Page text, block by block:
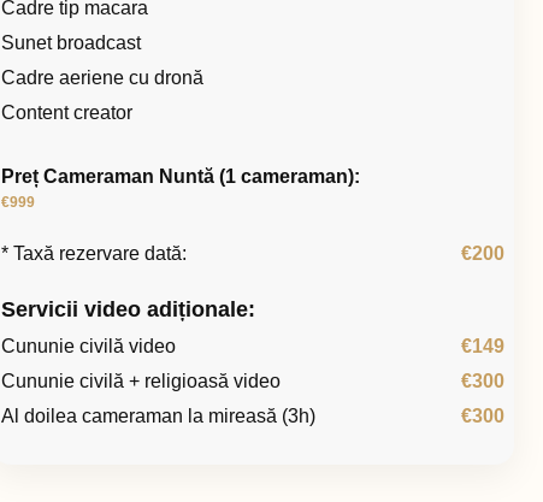
Cadre tip macara
Sunet broadcast
Cadre aeriene cu dronă
Content creator
Preț Cameraman Nuntă (1 cameraman):
€999
* Taxă rezervare dată: €200
Servicii video adiționale:
Cununie civilă video
€149
Cununie civilă + religioasă video
€300
Al doilea cameraman la mireasă (3h)
€300